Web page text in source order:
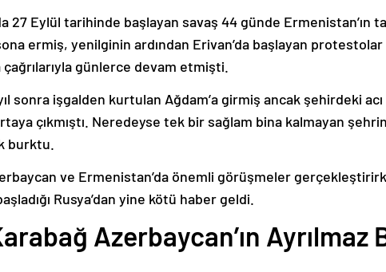
27 Eylül tarihinde başlayan savaş 44 günde Ermenistan’ın
ermiş, yenilginin ardından Erivan’da başlayan protestolar
çağrılarıyla günlerce devam etmişti.
sonra işgalden kurtulan Ağdam’a girmiş ancak şehirdeki
çıkmıştı. Neredeyse tek bir sağlam bina kalmayan
burktu.
ve Ermenistan’da önemli görüşmeler
Rusya’dan yine kötü haber geldi.
Azerbaycan’ın Ayrılmaz